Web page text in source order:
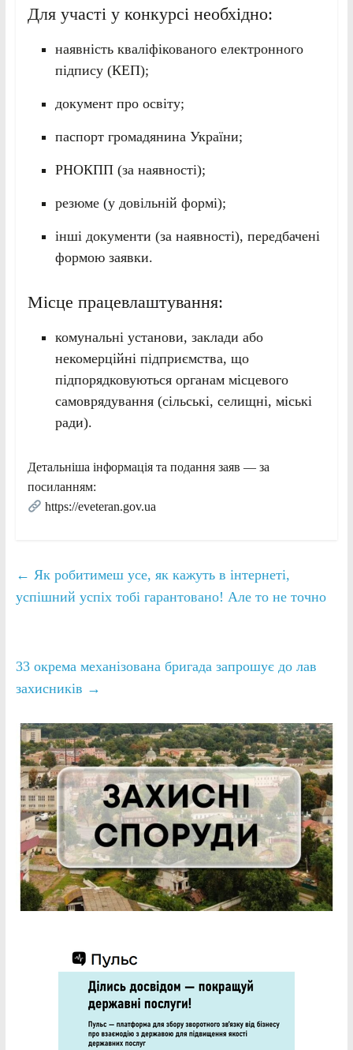
Для участі у конкурсі необхідно:
наявність кваліфікованого електронного
підпису (КЕП);
документ про освіту;
паспорт громадянина України;
РНОКПП (за наявності);
резюме (у довільній формі);
інші документи (за наявності), передбачені
формою заявки.
Місце працевлаштування:
комунальні установи, заклади або
некомерційні підприємства, що
підпорядковуються органам місцевого
самоврядування (сільські, селищні, міські
ради).
Детальніша інформація та подання заяв — за
посиланням:
https://eveteran.gov.ua
← Як робитимеш усе, як кажуть в інтернеті,
успішний успіх тобі гарантовано! Але то не точно
33 окрема механізована бригада запрошує до лав
захисників →